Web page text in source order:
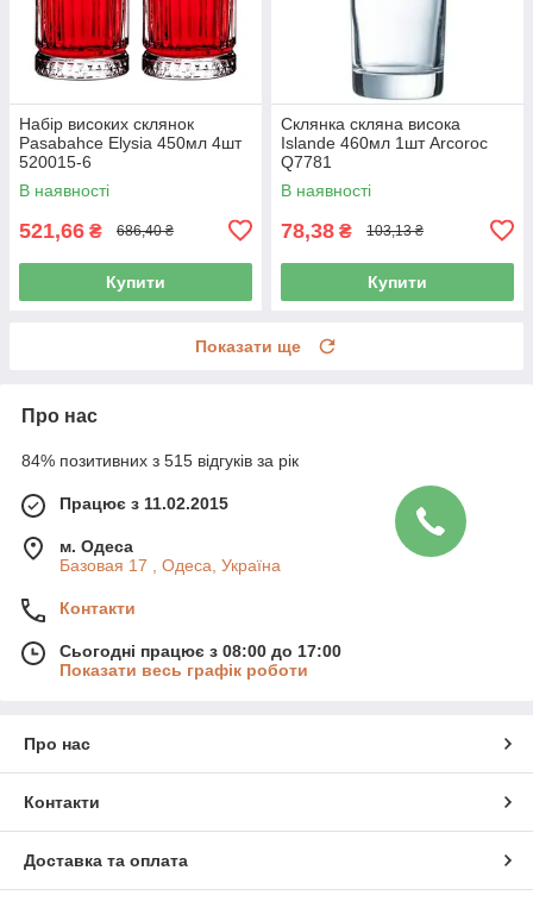
Набір високих склянок
Pasabahce Elysia 450мл 4шт
520015-6
В наявності
521,66 ₴ 686,40 ₴
Купити
Склянка скляна висока
Islande 460мл 1шт Arcoroc
Q7781
В наявності
78,38 ₴ 103,13 ₴
Купити
Показати ще
Про нас
84% позитивних з 515 відгуків за рік
Працює з 11.02.2015
м. Одеса
Базовая 17 , Одеса, Україна
Контакти
Сьогодні працює з 08:00 до 17:00
Показати весь графік роботи
Про нас
Контакти
Доставка та оплата